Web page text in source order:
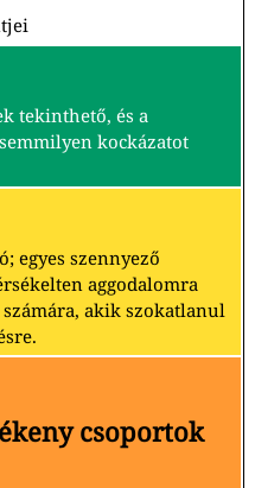
tekinthető, és a
kockázatot
egyes szennyező
aggodalomra
akik szokatlanul
csoportok